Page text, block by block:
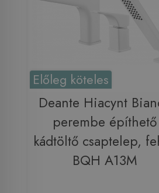
Előleg köteles
Deante Hiacynt
perembe építhető
kádtöltő csaptelep,
BQH A13M